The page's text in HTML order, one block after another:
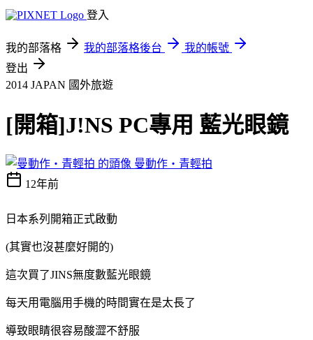
登入
我的部落格 我的部落格後台
我的帳號
登出
2014 JAPAN 國外旅遊
[開箱]J!NS PC專用 藍光眼鏡
曼動作‧青輕拍
12年前
日本系列開箱正式啟動
(其實也沒甚麼好開的)
這次買了JINS無度數藍光眼鏡
每天用電腦用手機的時間實在是太長了
導致眼睛很容易酸澀不舒服